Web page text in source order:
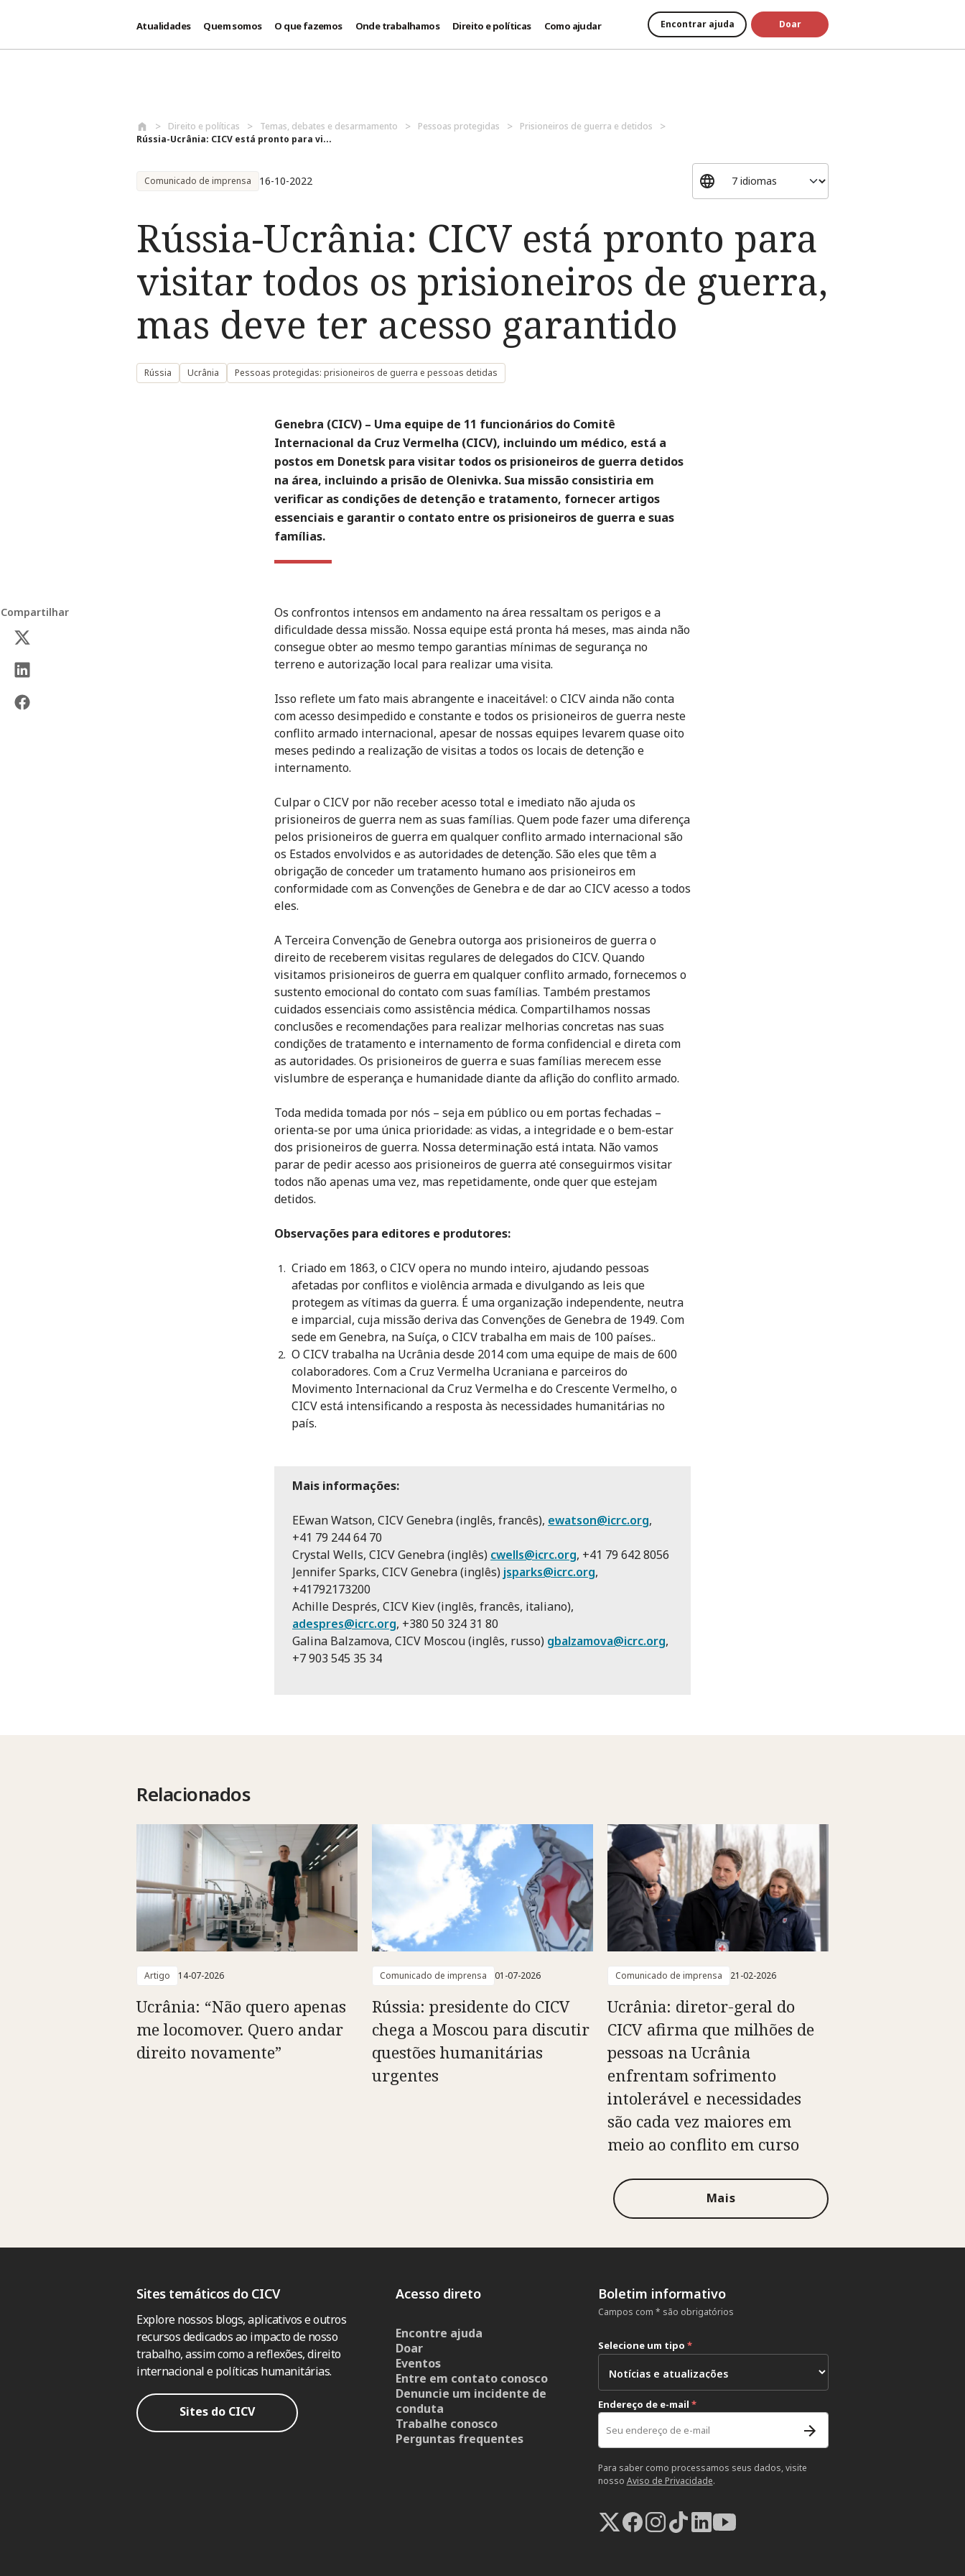
Atualidades Quem somos O que fazemos Onde trabalhamos Direito e políticas Como ajudar Encontrar ajuda Doar
Direito e políticas Temas, debates e desarmamento Pessoas protegidas
Prisioneiros de guerra e detidos
Rússia-Ucrânia: CICV está pronto para vi...
Comunicado de imprensa 16-10-2022
Rússia-Ucrânia: CICV está pronto para
visitar todos os prisioneiros de guerra,
mas deve ter acesso garantido
Rússia Ucrânia Pessoas protegidas: prisioneiros de guerra e pessoas detidas
Genebra (CICV) – Uma equipe de 11 funcionários do Comitê
Internacional da Cruz Vermelha (CICV), incluindo um médico, está a
postos em Donetsk para visitar todos os prisioneiros de guerra detidos
na área, incluindo a prisão de Olenivka. Sua missão consistiria em
verificar as condições de detenção e tratamento, fornecer artigos
essenciais e garantir o contato entre os prisioneiros de guerra e suas
famílias.
Compartilhar
Os confrontos intensos em andamento na área ressaltam os perigos e a
dificuldade dessa missão. Nossa equipe está pronta há meses, mas ainda não
consegue obter ao mesmo tempo garantias mínimas de segurança no
terreno e autorização local para realizar uma visita.
Isso reflete um fato mais abrangente e inaceitável: o CICV ainda não conta
com acesso desimpedido e constante e todos os prisioneiros de guerra neste
conflito armado internacional, apesar de nossas equipes levarem quase oito
meses pedindo a realização de visitas a todos os locais de detenção e
internamento.
Culpar o CICV por não receber acesso total e imediato não ajuda os
prisioneiros de guerra nem as suas famílias. Quem pode fazer uma diferença
pelos prisioneiros de guerra em qualquer conflito armado internacional são
os Estados envolvidos e as autoridades de detenção. São eles que têm a
obrigação de conceder um tratamento humano aos prisioneiros em
conformidade com as Convenções de Genebra e de dar ao CICV acesso a todos
eles.
A Terceira Convenção de Genebra outorga aos prisioneiros de guerra o
direito de receberem visitas regulares de delegados do CICV. Quando
visitamos prisioneiros de guerra em qualquer conflito armado, fornecemos o
sustento emocional do contato com suas famílias. Também prestamos
cuidados essenciais como assistência médica. Compartilhamos nossas
conclusões e recomendações para realizar melhorias concretas nas suas
condições de tratamento e internamento de forma confidencial e direta com
as autoridades. Os prisioneiros de guerra e suas famílias merecem esse
vislumbre de esperança e humanidade diante da aflição do conflito armado.
Toda medida tomada por nós – seja em público ou em portas fechadas –
orienta-se por uma única prioridade: as vidas, a integridade e o bem-estar
dos prisioneiros de guerra. Nossa determinação está intata. Não vamos
parar de pedir acesso aos prisioneiros de guerra até conseguirmos visitar
todos não apenas uma vez, mas repetidamente, onde quer que estejam
detidos.
Observações para editores e produtores:
Criado em 1863, o CICV opera no mundo inteiro, ajudando pessoas
afetadas por conflitos e violência armada e divulgando as leis que
protegem as vítimas da guerra. É uma organização independente, neutra
e imparcial, cuja missão deriva das Convenções de Genebra de 1949. Com
sede em Genebra, na Suíça, o CICV trabalha em mais de 100 países..
O CICV trabalha na Ucrânia desde 2014 com uma equipe de mais de 600
colaboradores. Com a Cruz Vermelha Ucraniana e parceiros do
Movimento Internacional da Cruz Vermelha e do Crescente Vermelho, o
CICV está intensificando a resposta às necessidades humanitárias no
país.
Mais informações:
EEwan Watson, CICV Genebra (inglês, francês), ewatson@icrc.org,
+41 79 244 64 70
Crystal Wells, CICV Genebra (inglês) cwells@icrc.org, +41 79 642 8056
Jennifer Sparks, CICV Genebra (inglês) jsparks@icrc.org,
+41792173200
Achille Després, CICV Kiev (inglês, francês, italiano),
adespres@icrc.org, +380 50 324 31 80
Galina Balzamova, CICV Moscou (inglês, russo) gbalzamova@icrc.org,
+7 903 545 35 34
Relacionados
Artigo 14-07-2026
Ucrânia: “Não quero apenas
me locomover. Quero andar
direito novamente”
Comunicado de imprensa 01-07-2026
Rússia: presidente do CICV
chega a Moscou para discutir
questões humanitárias
urgentes
Comunicado de imprensa 21-02-2026
Ucrânia: diretor-geral do
CICV afirma que milhões de
pessoas na Ucrânia
enfrentam sofrimento
intolerável e necessidades
são cada vez maiores em
meio ao conflito em curso
Mais
Sites temáticos do CICV
Explore nossos blogs, aplicativos e outros
recursos dedicados ao impacto de nosso
trabalho, assim como a reflexões, direito
internacional e políticas humanitárias.
Sites do CICV
Acesso direto
Encontre ajuda
Doar
Eventos
Entre em contato conosco
Denuncie um incidente de
conduta
Trabalhe conosco
Perguntas frequentes
Boletim informativo
Campos com * são obrigatórios
Selecione um tipo *
Endereço de e-mail *
Para saber como processamos seus dados, visite
nosso Aviso de Privacidade.